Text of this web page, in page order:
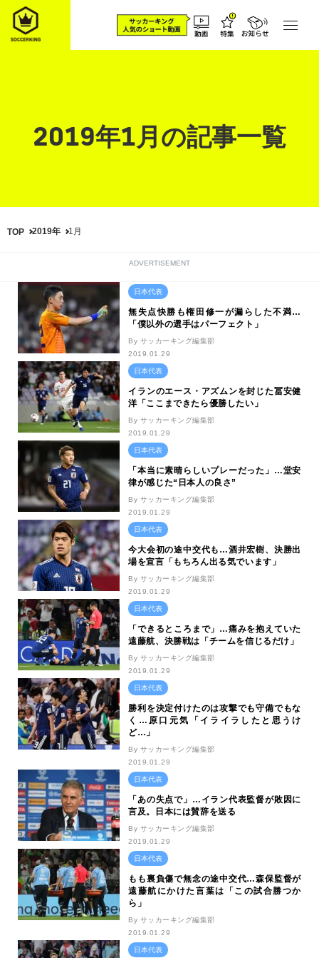
2019年1月の記事一覧
TOP 2019年 1月
ADVERTISEMENT
日本代表
無失点快勝も権田修一が漏らした不満…
「僕以外の選手はパーフェクト」
By サッカーキング編集部
2019.01.29
日本代表
イランのエース・アズムンを封じた冨安健
洋「ここまできたら優勝したい」
By サッカーキング編集部
2019.01.29
日本代表
「本当に素晴らしいプレーだった」…堂安
律が感じた“日本人の良さ”
By サッカーキング編集部
2019.01.29
日本代表
今大会初の途中交代も…酒井宏樹、決勝出
場を宣言「もちろん出る気でいます」
By サッカーキング編集部
2019.01.29
日本代表
「できるところまで」…痛みを抱えていた
遠藤航、決勝戦は「チームを信じるだけ」
By サッカーキング編集部
2019.01.29
日本代表
勝利を決定付けたのは攻撃でも守備でもな
く…原口元気「イライラしたと思うけ
ど…」
By サッカーキング編集部
2019.01.29
日本代表
「あの失点で」…イラン代表監督が敗因に
言及。日本には賛辞を送る
By サッカーキング編集部
2019.01.29
日本代表
もも裏負傷で無念の途中交代…森保監督が
遠藤航にかけた言葉は「この試合勝つか
ら」
By サッカーキング編集部
2019.01.29
日本代表